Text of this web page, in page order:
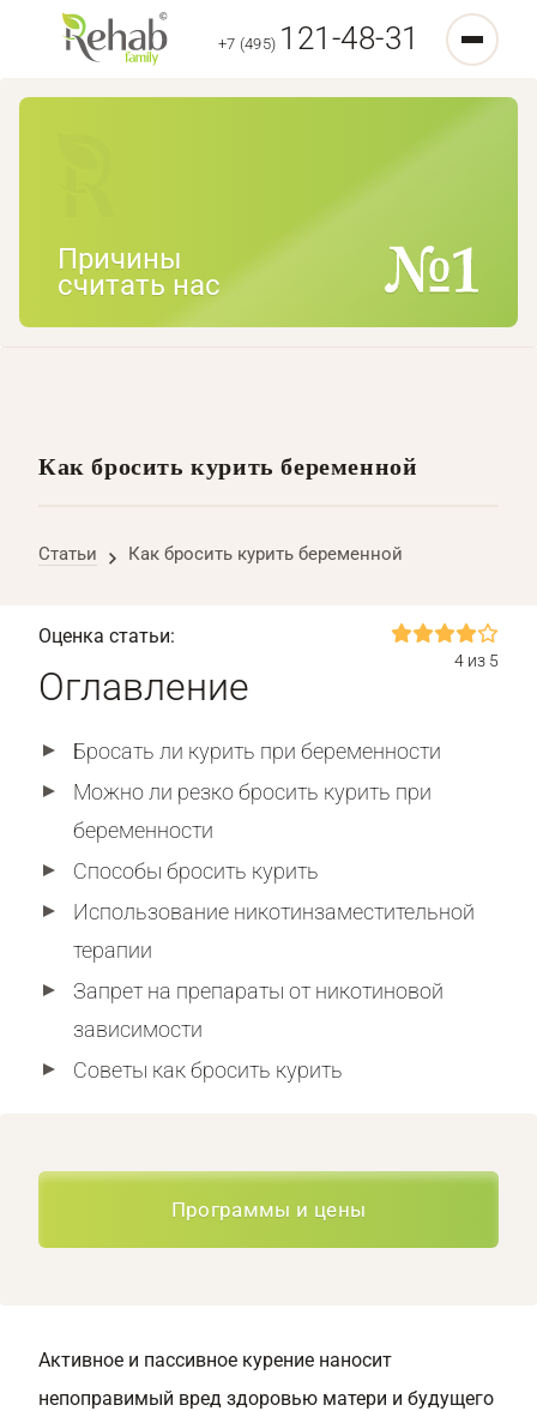
+7 (495) 121-48-31
Причины
считать нас
Как бросить курить беременной
Статьи Как бросить курить беременной
Оценка статьи:
4 из 5
Оглавление
Бросать ли курить при беременности
Можно ли резко бросить курить при
беременности
Способы бросить курить
Использование никотинзаместительной
терапии
Запрет на препараты от никотиновой
зависимости
Советы как бросить курить
Программы и цены
Активное и пассивное курение наносит
непоправимый вред здоровью матери и будущего